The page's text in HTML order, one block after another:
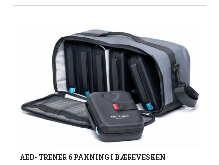
AED- TRENER 6 PAKNING I BÆREVESKEN